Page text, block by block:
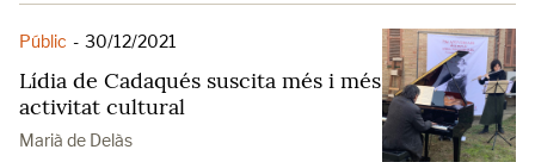
Públic - 30/12/2021
Lídia de Cadaqués suscita més i més
activitat cultural
Marià de Delàs